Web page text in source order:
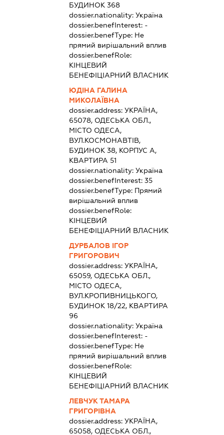
БУДИНОК 368
dossier.nationality:Україна
dossier.benefInterest: -
dossier.benefType: Не
прямий вирішальний вплив
dossier.benefRole:
КІНЦЕВИЙ
БЕНЕФІЦІАРНИЙ ВЛАСНИК
ЮДІНА ГАЛИНА
МИКОЛАЇВНА
dossier.address:УКРАЇНА,
65078, ОДЕСЬКА ОБЛ.,
МІСТО ОДЕСА,
ВУЛ.КОСМОНАВТІВ,
БУДИНОК 38, КОРПУС А,
КВАРТИРА 51
dossier.nationality:Україна
dossier.benefInterest:35
dossier.benefType: Прямий
вирішальний вплив
dossier.benefRole:
КІНЦЕВИЙ
БЕНЕФІЦІАРНИЙ ВЛАСНИК
ДУРБАЛОВ ІГОР
ГРИГОРОВИЧ
dossier.address:УКРАЇНА,
65059, ОДЕСЬКА ОБЛ.,
МІСТО ОДЕСА,
ВУЛ.КРОПИВНИЦЬКОГО,
БУДИНОК 18/22, КВАРТИРА
96
dossier.nationality:Україна
dossier.benefInterest: -
dossier.benefType: Не
прямий вирішальний вплив
dossier.benefRole:
КІНЦЕВИЙ
БЕНЕФІЦІАРНИЙ ВЛАСНИК
ЛЕВЧУК ТАМАРА
ГРИГОРІВНА
dossier.address:УКРАЇНА,
65058, ОДЕСЬКА ОБЛ.,